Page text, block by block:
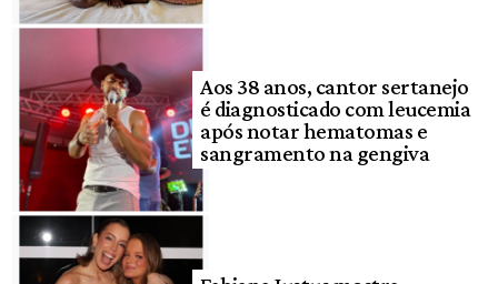
Aos 38 anos, cantor sertanejo
é diagnosticado com leucemia
após notar hematomas e
sangramento na gengiva